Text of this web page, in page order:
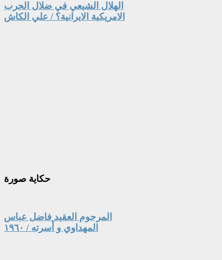
الهلال الشيعي في ضلال الحرب
الامريكية الايرانية؟ / علي الكاش
حكاية صورة
المرحوم العقيد فاضل عباس
المهداوي و أسرته / ١٩٦٠